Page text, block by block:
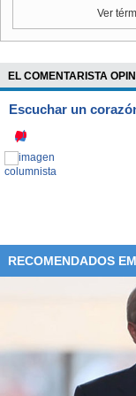
Ver
EL COMENTARISTA
Escuchar un
RECOMENDADOS